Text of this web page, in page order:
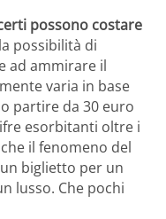
possono costare
possibilità di
ad ammirare il
varia in base
partire da 30 euro
esorbitanti oltre i
il fenomeno del
biglietto per un
lusso. Che pochi